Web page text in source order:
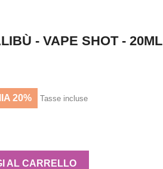
- VAPE SHOT - 20ML
20% Tasse incluse
AL CARRELLO